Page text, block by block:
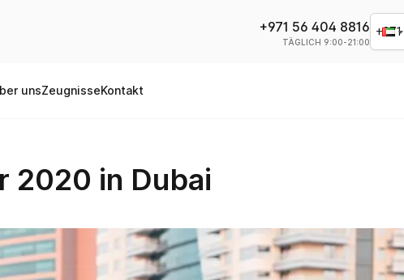
+971 56 404 8816
TÄGLICH 9:00-21:00
unsZeugnisseKontakt
2020 in Dubai